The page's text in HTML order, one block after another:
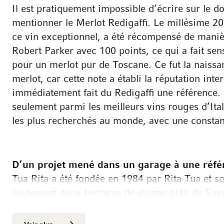
Il est pratiquement impossible d’écrire sur le
mentionner le Merlot Redigaffi. Le millésime
ce vin exceptionnel, a été récompensé de
Robert Parker avec 100 points, ce qui a fait
pour un merlot pur de Toscane. Ce fut la
merlot, car cette note a établi la réputation
immédiatement fait du Redigaffi une
seulement parmi les meilleurs vins rouges
les plus recherchés au monde, avec une
D’un projet mené dans un garage à une
Tua Rita a été fondée en 1984 par Rita Tua et
seulement deux hectares de vignes près de
viticole de se développer régulièrement au fil